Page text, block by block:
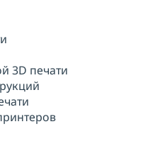
3D печати